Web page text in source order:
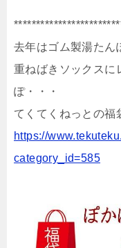
去年はゴム製湯たん
重ねばきソックスに
ぽ・・・
てくてくねっとの福
https://
category_id=585